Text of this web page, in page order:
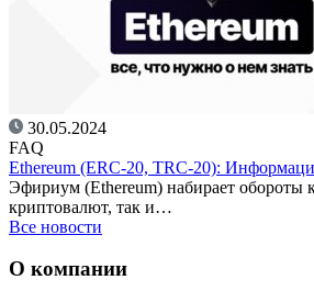
30.05.2024
FAQ
Ethereum (ERC-20, TRC-20):
Эфириум (Ethereum) набирает обороты
криптовалют, так и…
Все новости
О компании